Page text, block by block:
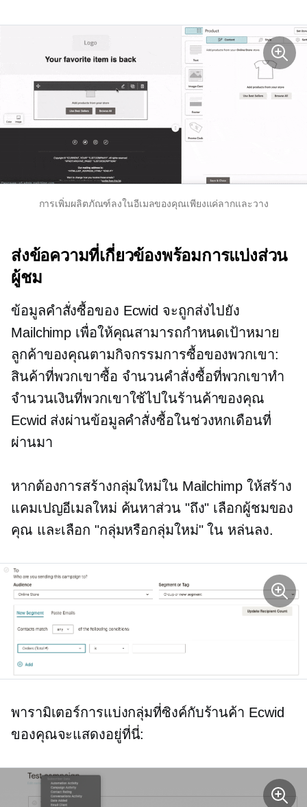
การเพิ่มผลิตภัณฑ์ลงในอีเมลของคุณเพียงแค่ลากและวาง
ส่งข้อความที่เกี่ยวข้องพร้อมการแบ่งส่วน
ผู้ชม
ข้อมูลคำสั่งซื้อของ Ecwid จะถูกส่งไปยัง
Mailchimp เพื่อให้คุณสามารถกำหนดเป้าหมาย
ลูกค้าของคุณตามกิจกรรมการซื้อของพวกเขา:
สินค้าที่พวกเขาซื้อ จำนวนคำสั่งซื้อที่พวกเขาทำ
จำนวนเงินที่พวกเขาใช้ไปในร้านค้าของคุณ
Ecwid ส่งผ่านข้อมูลคำสั่งซื้อในช่วงหกเดือนที่
ผ่านมา
หากต้องการสร้างกลุ่มใหม่ใน Mailchimp ให้สร้าง
แคมเปญอีเมลใหม่ ค้นหาส่วน "ถึง" เลือกผู้ชมของ
คุณ และเลือก "กลุ่มหรือกลุ่มใหม่" ใน หล่นลง.
พารามิเตอร์การแบ่งกลุ่มที่ซิงค์กับร้านค้า Ecwid
ของคุณจะแสดงอยู่ที่นี่: